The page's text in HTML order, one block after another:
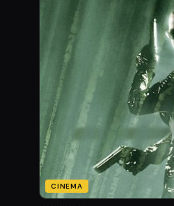
CINEMA